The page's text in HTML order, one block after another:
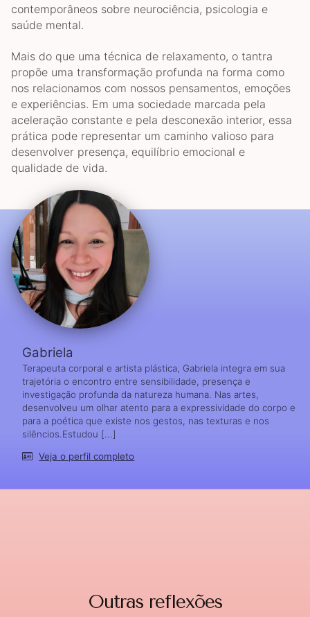
contemporâneos sobre neurociência, psicologia e
saúde mental.
Mais do que uma técnica de relaxamento, o tantra
propõe uma transformação profunda na forma como
nos relacionamos com nossos pensamentos, emoções
e experiências. Em uma sociedade marcada pela
aceleração constante e pela desconexão interior, essa
prática pode representar um caminho valioso para
desenvolver presença, equilíbrio emocional e
qualidade de vida.
Gabriela
Terapeuta corporal e artista plástica, Gabriela integra em sua
trajetória o encontro entre sensibilidade, presença e
investigação profunda da natureza humana. Nas artes,
desenvolveu um olhar atento para a expressividade do corpo e
para a poética que existe nos gestos, nas texturas e nos
silêncios.Estudou [...]
Veja o perfil completo
Outras reflexões